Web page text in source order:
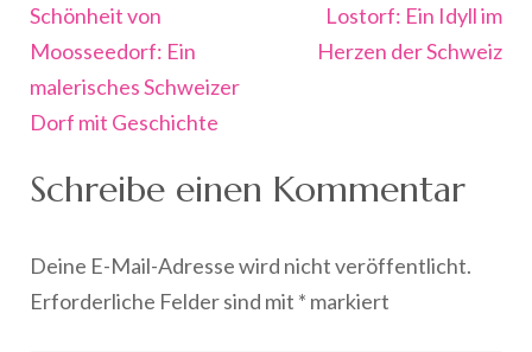
Schönheit von
Moosseedorf: Ein
malerisches Schweizer
Dorf mit Geschichte
Lostorf: Ein Idyll im
Herzen der Schweiz
Schreibe einen Kommentar
Deine E-Mail-Adresse wird nicht veröffentlicht.
Erforderliche Felder sind mit * markiert